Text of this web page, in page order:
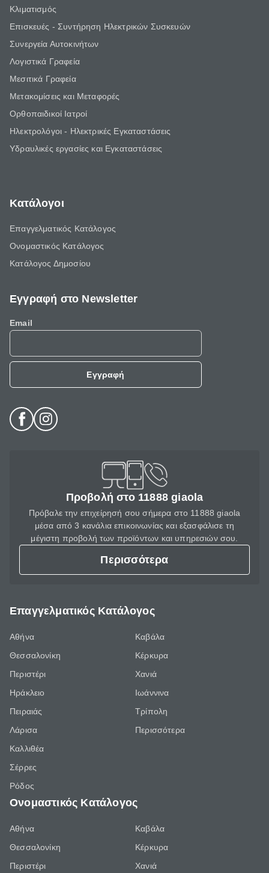
Κλιματισμός
Επισκευές - Συντήρηση Ηλεκτρικών Συσκευών
Συνεργεία Αυτοκινήτων
Λογιστικά Γραφεία
Μεσιτικά Γραφεία
Μετακομίσεις και Μεταφορές
Ορθοπαιδικοί Ιατροί
Ηλεκτρολόγοι - Ηλεκτρικές Εγκαταστάσεις
Υδραυλικές εργασίες και Εγκαταστάσεις
Κατάλογοι
Επαγγελματικός Κατάλογος
Ονομαστικός Κατάλογος
Κατάλογος Δημοσίου
Εγγραφή στο Newsletter
Email
Εγγραφή
Προβολή στο 11888 giaola
Πρόβαλε την επιχείρησή σου σήμερα στο 11888 giaola
μέσα από 3 κανάλια επικοινωνίας και εξασφάλισε τη
μέγιστη προβολή των προϊόντων και υπηρεσιών σου.
Περισσότερα
Επαγγελματικός Κατάλογος
Αθήνα
Θεσσαλονίκη
Περιστέρι
Ηράκλειο
Πειραιάς
Λάρισα
Καλλιθέα
Σέρρες
Ρόδος
Καβάλα
Κέρκυρα
Χανιά
Ιωάννινα
Τρίπολη
Περισσότερα
Ονομαστικός Κατάλογος
Αθήνα
Θεσσαλονίκη
Περιστέρι
Καβάλα
Κέρκυρα
Χανιά